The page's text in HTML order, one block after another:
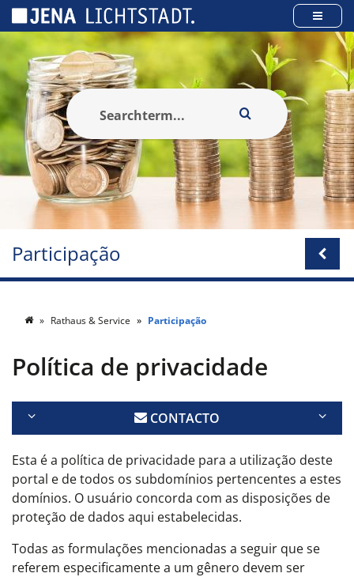
Participação
Rathaus & Service Participação
Política de privacidade
CONTACTO
Esta é a política de privacidade para a utilização deste
portal e de todos os subdomínios pertencentes a estes
domínios. O usuário concorda com as disposições de
proteção de dados aqui estabelecidas.
Todas as formulações mencionadas a seguir que se
referem especificamente a um gênero devem ser
Cookies management panel